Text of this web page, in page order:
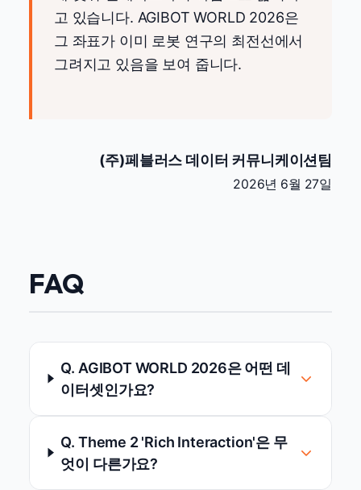
고 있습니다. AGIBOT WORLD 2026은
그 좌표가 이미 로봇 연구의 최전선에서
그려지고 있음을 보여 줍니다.
(주)페블러스 데이터 커뮤니케이션팀
2026년 6월 27일
FAQ
Q. AGIBOT WORLD 2026은 어떤 데
이터셋인가요?
Q. Theme 2 'Rich Interaction'은 무
엇이 다른가요?